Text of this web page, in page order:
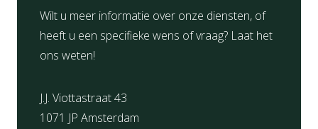
Wilt u meer informatie over onze diensten, of
heeft u een specifieke wens of vraag? Laat het
ons weten!
J.J. Viottastraat 43
1071 JP Amsterdam